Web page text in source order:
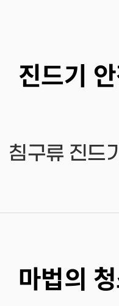
진드기
침구류 진드기
마법의